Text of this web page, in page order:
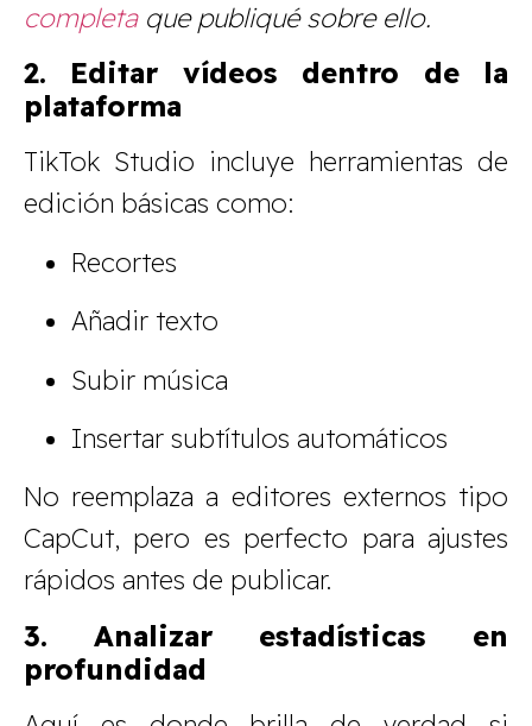
completaque publiqué sobre ello.
2. Editar vídeos dentro de la
plataforma
TikTok Studio incluye herramientas de
edición básicas como:
Recortes
Añadir texto
Subir música
Insertar subtítulos automáticos
No reemplaza a editores externos tipo
CapCut, pero es perfecto para ajustes
rápidos antes de publicar.
3. Analizar estadísticas en
profundidad